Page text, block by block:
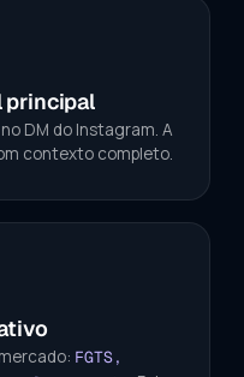
principal
DM do Instagram. A
contexto completo.
FGTS,